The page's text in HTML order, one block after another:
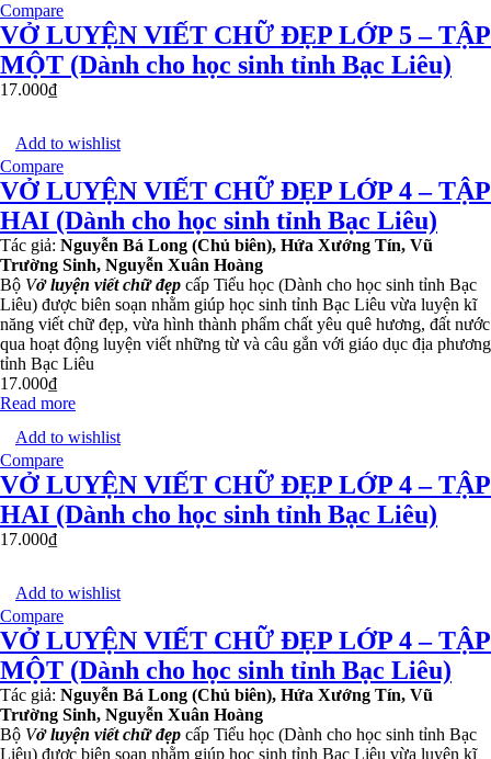
Compare
VỞ LUYỆN VIẾT CHỮ ĐẸP LỚP 5 – TẬP
MỘT (Dành cho học sinh tỉnh Bạc Liêu)
17.000₫
Add to wishlist
Compare
VỞ LUYỆN VIẾT CHỮ ĐẸP LỚP 4 – TẬP
HAI (Dành cho học sinh tỉnh Bạc Liêu)
Tác giả: Nguyễn Bá Long (Chủ biên), Hứa Xướng Tín, Vũ
Trường Sinh, Nguyễn Xuân Hoàng
Bộ Vở luyện viết chữ đẹp cấp Tiểu học (Dành cho học sinh tỉnh Bạc
Liêu) được biên soạn nhằm giúp học sinh tỉnh Bạc Liêu vừa luyện kĩ
năng viết chữ đẹp, vừa hình thành phẩm chất yêu quê hương, đất nước
qua hoạt động luyện viết những từ và câu gắn với giáo dục địa phương
tỉnh Bạc Liêu
17.000₫
Read more
Add to wishlist
Compare
VỞ LUYỆN VIẾT CHỮ ĐẸP LỚP 4 – TẬP
HAI (Dành cho học sinh tỉnh Bạc Liêu)
17.000₫
Add to wishlist
Compare
VỞ LUYỆN VIẾT CHỮ ĐẸP LỚP 4 – TẬP
MỘT (Dành cho học sinh tỉnh Bạc Liêu)
Tác giả: Nguyễn Bá Long (Chủ biên), Hứa Xướng Tín, Vũ
Trường Sinh, Nguyễn Xuân Hoàng
Bộ Vở luyện viết chữ đẹp cấp Tiểu học (Dành cho học sinh tỉnh Bạc
Liêu) được biên soạn nhằm giúp học sinh tỉnh Bạc Liêu vừa luyện kĩ